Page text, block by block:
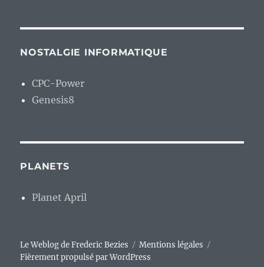
NOSTALGIE INFORMATIQUE
CPC-Power
Genesis8
PLANETS
Planet April
Le Weblog de Frederic Bezies
Mentions légales
Fièrement propulsé par WordPress